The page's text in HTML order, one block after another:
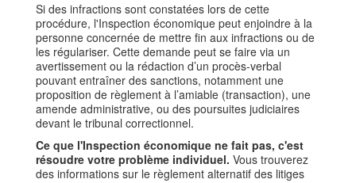
Si des infractions sont constatées lors de cette
procédure, l'Inspection économique peut enjoindre à la
personne concernée de mettre fin aux infractions ou de
les régulariser. Cette demande peut se faire via un
avertissement ou la rédaction d’un procès-verbal
pouvant entraîner des sanctions, notamment une
proposition de règlement à l’amiable (transaction), une
amende administrative, ou des poursuites judiciaires
devant le tribunal correctionnel.
Ce que l'Inspection économique ne fait pas, c'est
résoudre votre problème individuel. Vous trouverez
des informations sur le règlement alternatif des litiges